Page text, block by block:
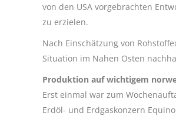
von den USA vorgebrachten
zu erzielen.
Nach Einschätzung von
Situation im Nahen Osten
Produktion auf wichtigem
Erst einmal war zum
Erdöl- und Erdgaskonzern